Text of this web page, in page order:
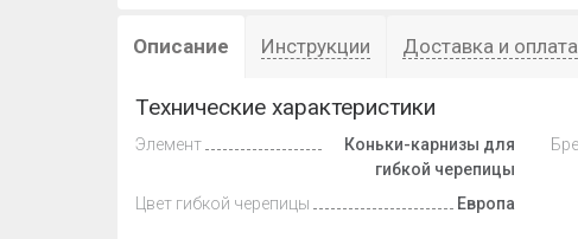
Описание Инструкции Доставка и оплата
Технические характеристики
Элемент
Коньки-карнизы для
гибкой черепицы
Цвет гибкой черепицы
Европа